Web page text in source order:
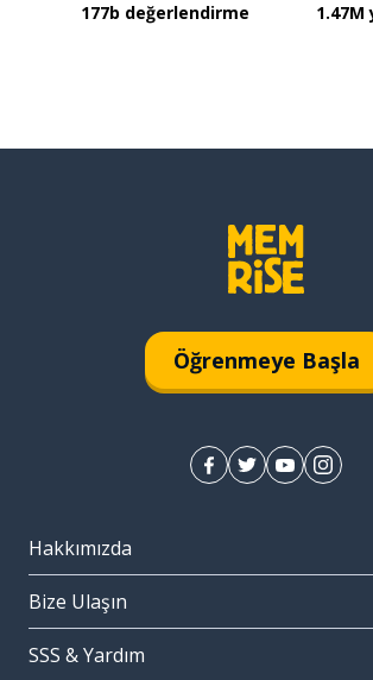
177b değerlendirme 1.47M
Öğrenmeye Başla
Hakkımızda
Bize Ulaşın
SSS & Yardım